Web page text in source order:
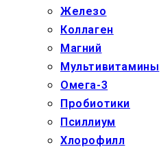
Железо
Коллаген
Магний
Мультивитамины
Омега-3
Пробиотики
Псиллиум
Хлорофилл